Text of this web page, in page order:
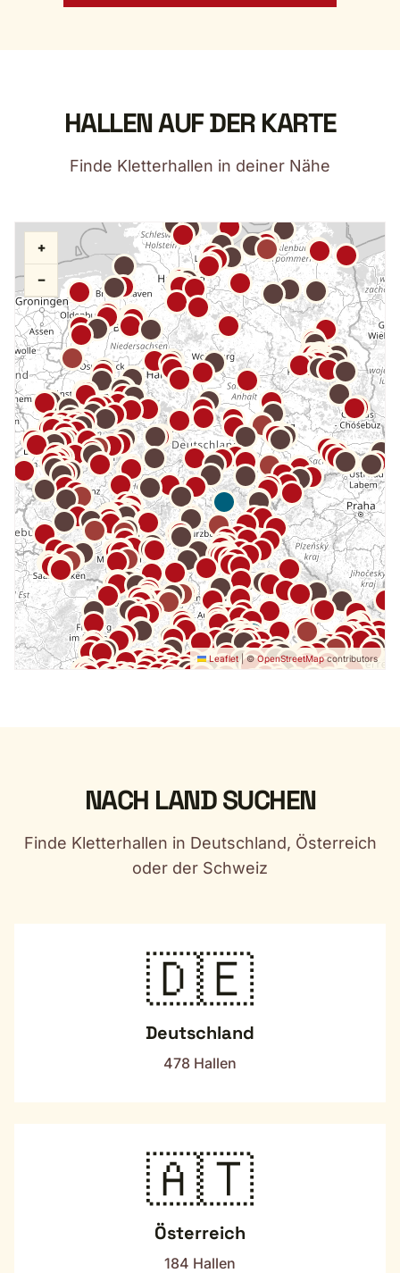
HALLEN AUF DER KARTE
Finde Kletterhallen in deiner Nähe
+
−
Leaflet |©OpenStreetMapcontributors
NACH LAND SUCHEN
Finde Kletterhallen in Deutschland, Österreich
oder der Schweiz
🇩🇪
Deutschland
478 Hallen
🇦🇹
Österreich
184 Hallen